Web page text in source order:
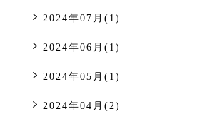
2024年07月(1)
2024年06月(1)
2024年05月(1)
2024年04月(2)